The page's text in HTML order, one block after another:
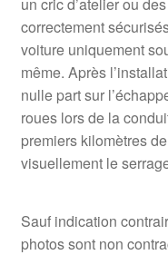
un cric d’atelier ou
correctement
voiture uniquement
même. Après
nulle part sur
roues lors de la
premiers kilomètres
visuellement le
Sauf indication
photos sont non